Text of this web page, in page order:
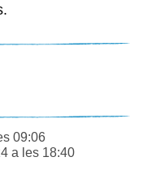
09:06
a les 18:40